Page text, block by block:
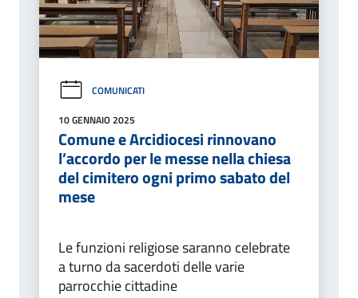
COMUNICATI
10 GENNAIO 2025
Comune e Arcidiocesi rinnovano
l’accordo per le messe nella chiesa
del cimitero ogni primo sabato del
mese
Le funzioni religiose saranno celebrate
a turno da sacerdoti delle varie
parrocchie cittadine